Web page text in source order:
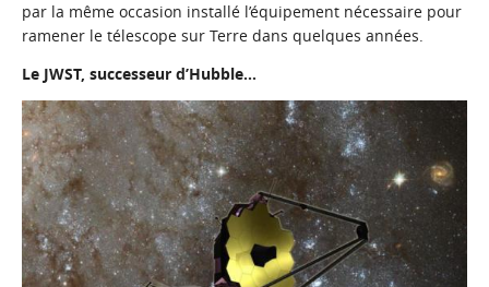
par la même occasion installé l’équipement nécessaire pour
ramener le télescope sur Terre dans quelques années.
Le JWST, successeur d’Hubble…